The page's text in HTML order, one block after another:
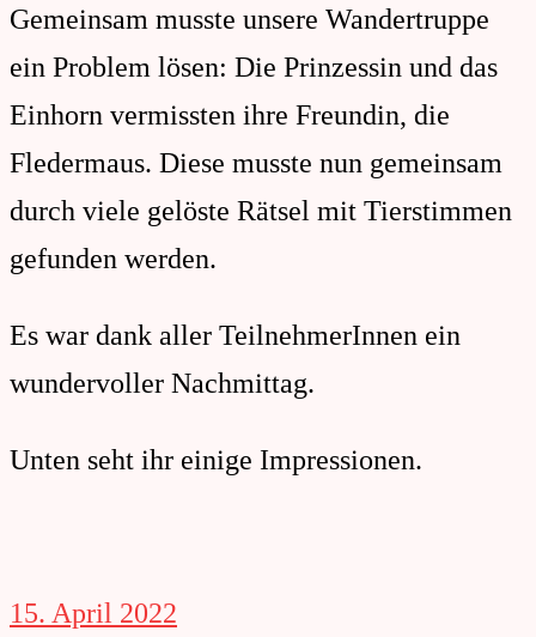
Gemeinsam musste unsere Wandertruppe
ein Problem lösen: Die Prinzessin und das
Einhorn vermissten ihre Freundin, die
Fledermaus. Diese musste nun gemeinsam
durch viele gelöste Rätsel mit Tierstimmen
gefunden werden.
Es war dank aller TeilnehmerInnen ein
wundervoller Nachmittag.
Unten seht ihr einige Impressionen.
15. April 2022